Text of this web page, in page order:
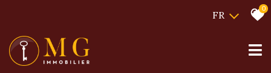
FR
0